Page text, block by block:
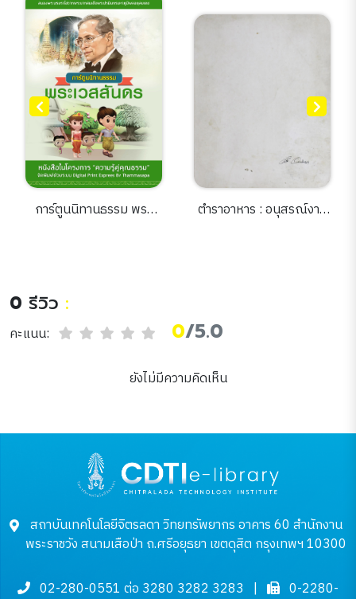
การ์ตูนนิทานธรรม พระ
ตำราอาหาร : อนุสรณ์งาน
0 รีวิว :
คะแนน: 0/5.0
ยังไม่มีความคิดเห็น
สถาบันเทคโนโลยีจิตรลดา วิทยทรัพยากร อาคาร 60 สำนักงาน
พระราชวัง สนามเสือป่า ถ.ศรีอยุธยา เขตดุสิต กรุงเทพฯ 10300
02-280-0551 ต่อ 3280 3282 3283 |
0-2280-